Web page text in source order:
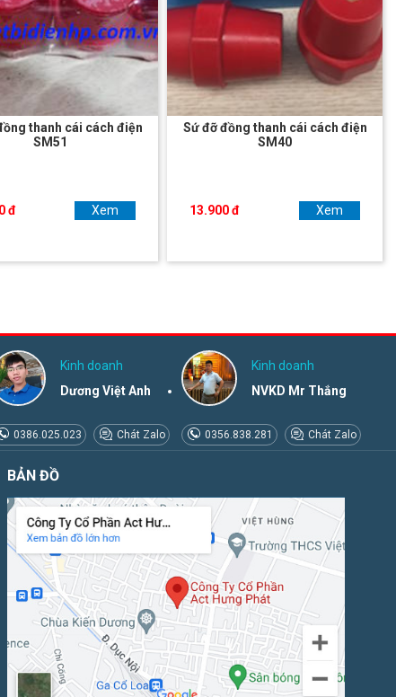
thanh cái cách điện
SM51
đ Xem
Sứ đỡ đồng thanh cái cách điện
SM40
13.900 đ Xem
Kinh doanh
Dương Việt Anh
0386.025.023 Chát Zalo
Kinh doanh
NVKD Mr Thắng
0356.838.281 Chát Zalo
BẢN ĐỒ